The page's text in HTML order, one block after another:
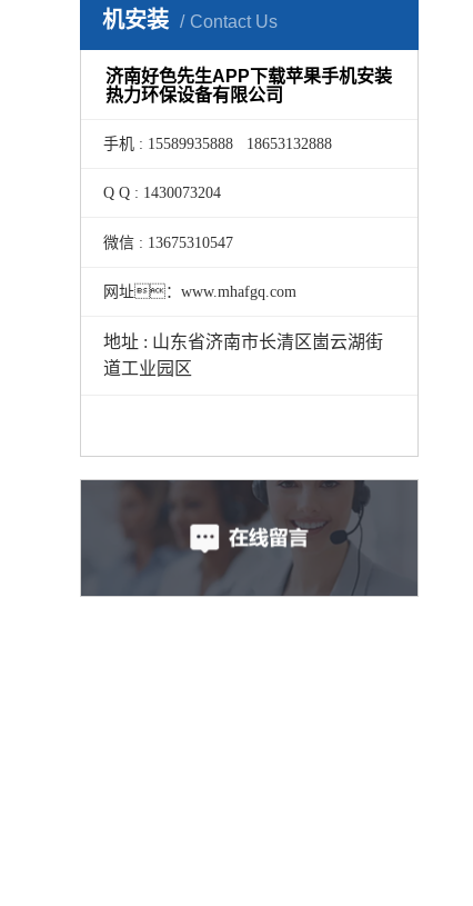
机安装
Contact Us
济南好色先生APP下载苹果手机安装
热力环保设备有限公司
手机 : 15589935888 18653132888
Q Q : 1430073204
微信 : 13675310547
网址：www.mhafgq.com
地址 : 山东省济南市长清区崮云湖街
道工业园区